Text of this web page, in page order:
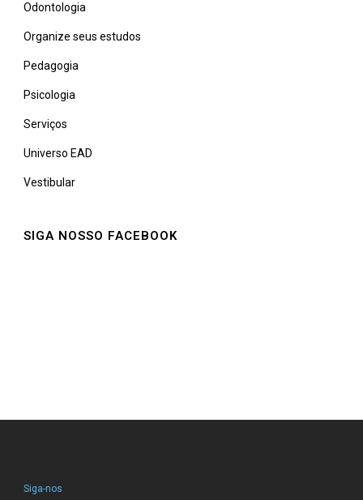
Odontologia
Organize seus estudos
Pedagogia
Psicologia
Serviços
Universo EAD
Vestibular
SIGA NOSSO FACEBOOK
Siga-nos